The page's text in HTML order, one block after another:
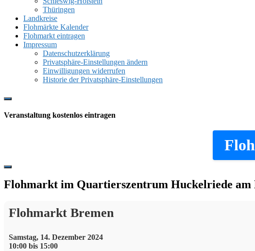
Thüringen
Landkreise
Flohmärkte Kalender
Flohmarkt eintragen
Impressum
Datenschutzerklärung
Privatsphäre-Einstellungen ändern
Einwilligungen widerrufen
Historie der Privatsphäre-Einstellungen
Show
Content
Veranstaltung kostenlos eintragen
Hide
Content
Flohmarkt im Quartierszentrum Huckelriede am
Flohmarkt Bremen
Samstag, 14. Dezember 2024
10:00 bis 15:00